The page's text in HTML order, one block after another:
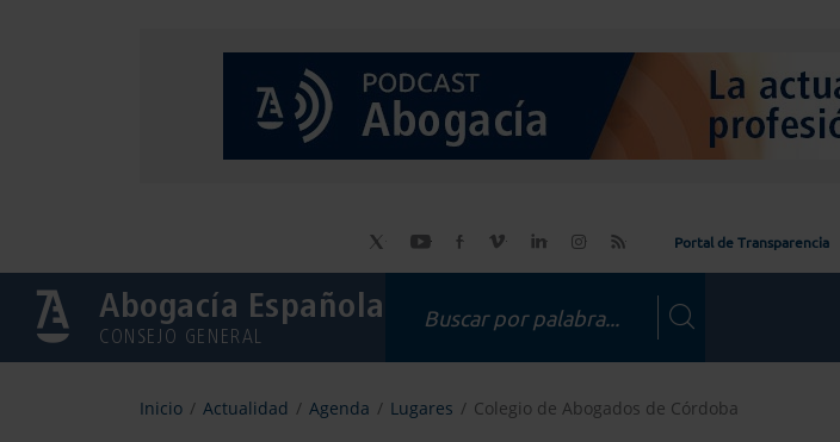
Portal de Transparencia
Abogacía Española
CONSEJO GENERAL
Inicio Actualidad Agenda Lugares Colegio de Abogados de Córdoba